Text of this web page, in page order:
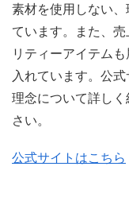
素材を使用しない
ています。また、
リティーアイテム
入れています。公
理念について詳し
さい。
公式サイトはこちら